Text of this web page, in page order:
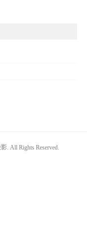
. All Rights Reserved.